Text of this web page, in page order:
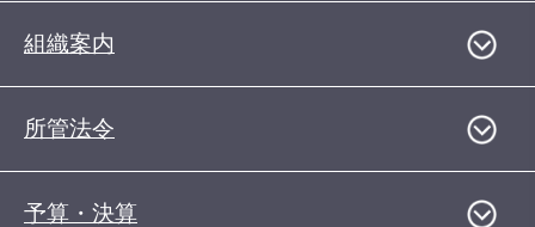
組織案内
所管法令
予算・決算